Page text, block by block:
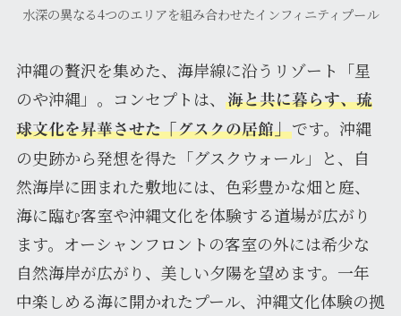
水深の異なる4つのエリアを組み合わせたインフィニティプール
沖縄の贅沢を集めた、海岸線に沿うリゾート「星
のや沖縄」。コンセプトは、
海と共に暮らす、琉
球文化を昇華させた「グスクの居館」です。沖縄
の史跡から発想を得た「グスクウォール」と、自
然海岸に囲まれた敷地には、色彩豊かな畑と庭、
海に臨む客室や沖縄文化を体験する道場が広がり
ます。オーシャンフロントの客室の外には希少な
自然海岸が広がり、美しい夕陽を望めます。一年
中楽しめる海に開かれたプール、沖縄文化体験の拠